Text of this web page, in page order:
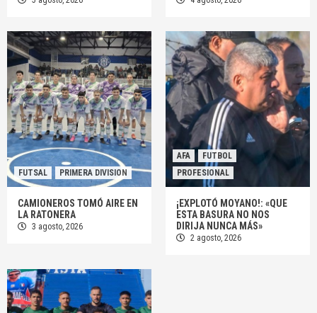
FUTSAL PRIMERA DIVISION
CAMIONEROS TOMÓ AIRE EN
LA RATONERA
3 agosto, 2026
AFA
FUTBOL
PROFESIONAL
¡EXPLOTÓ MOYANO!: «QUE
ESTA BASURA NO NOS
DIRIJA NUNCA MÁS»
2 agosto, 2026